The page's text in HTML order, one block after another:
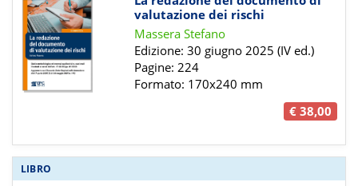
valutazione dei rischi
Massera Stefano
Edizione: 30 giugno 2025 (IV ed.)
Pagine: 224
Formato: 170x240 mm
€ 38,00
LIBRO